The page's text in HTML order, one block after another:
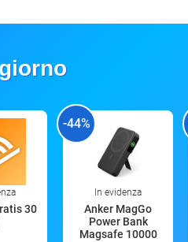
30
-44%
In evidenza
Anker MagGo
Power Bank
Magsafe 10000